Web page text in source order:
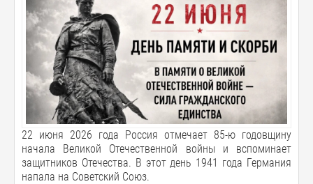
22 июня 2026 года Россия отмечает 85-ю годовщину
начала Великой Отечественной войны и вспоминает
защитников Отечества. В этот день 1941 года Германия
напала на Советский Союз.